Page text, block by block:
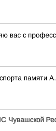
вас с
памяти
Чувашской